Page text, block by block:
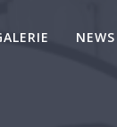
NEWS